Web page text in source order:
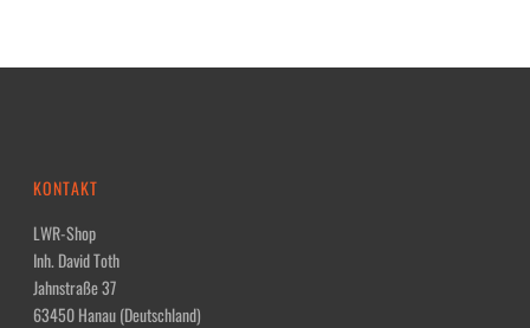
KONTAKT
LWR-Shop
Inh. David Toth
Jahnstraße 37
63450 Hanau (Deutschland)